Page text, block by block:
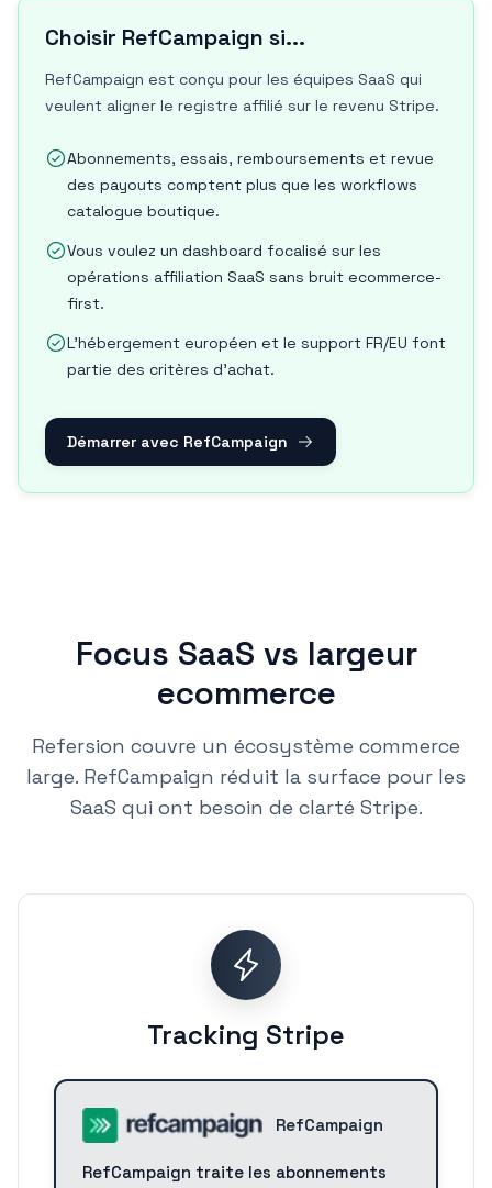
Choisir RefCampaign si...
RefCampaign est conçu pour les équipes SaaS qui
veulent aligner le registre affilié sur le revenu Stripe.
Abonnements, essais, remboursements et revue
des payouts comptent plus que les workflows
catalogue boutique.
Vous voulez un dashboard focalisé sur les
opérations affiliation SaaS sans bruit ecommerce-
first.
L'hébergement européen et le support FR/EU font
partie des critères d'achat.
Démarrer avec RefCampaign
Focus SaaS vs largeur
ecommerce
Refersion couvre un écosystème commerce
large. RefCampaign réduit la surface pour les
SaaS qui ont besoin de clarté Stripe.
Tracking Stripe
RefCampaign
RefCampaign traite les abonnements